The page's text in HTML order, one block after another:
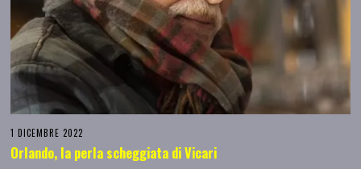
1 DICEMBRE 2022
Orlando, la perla scheggiata di Vicari